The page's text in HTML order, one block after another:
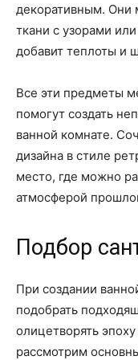
декоративным. Они
ткани с узорами
добавит теплоты и
Все эти предметы
помогут создать
ванной комнате.
дизайна в стиле
место, где можно
атмосферой
Подбор
При создании
подобрать
олицетворять
рассмотрим